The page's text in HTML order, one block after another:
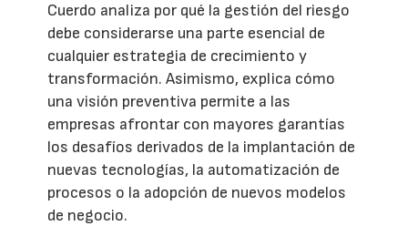
Cuerdo analiza por qué la gestión del riesgo
debe considerarse una parte esencial de
cualquier estrategia de crecimiento y
transformación. Asimismo, explica cómo
una visión preventiva permite a las
empresas afrontar con mayores garantías
los desafíos derivados de la implantación de
nuevas tecnologías, la automatización de
procesos o la adopción de nuevos modelos
de negocio.